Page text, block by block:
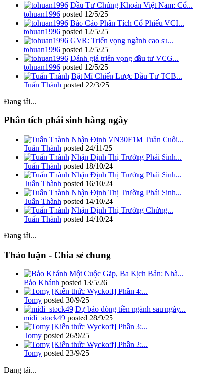
Đầu Tư Chứng Khoán Việt Nam: Cổ...
tohuan1996 posted 12/5/25
Báo Cáo Phân Tích Cổ Phiếu VCI...
tohuan1996 posted 12/5/25
GVR: Triển vọng ngành cao su...
tohuan1996 posted 12/5/25
Đánh giá triển vọng đầu tư VCG...
tohuan1996 posted 12/5/25
Bật Mí Chiến Lược Đầu Tư TCB...
Tuấn Thành posted 22/3/25
Đang tải...
Phân tích phái sinh hàng ngày
Nhận Định VN30F1M Tuần Cuối...
Tuấn Thành posted 24/11/25
Nhận Định Thị Trường Phái Sinh...
Tuấn Thành posted 18/10/24
Nhận Định Thị Trường Phái Sinh...
Tuấn Thành posted 16/10/24
Nhận Định Thị Trường Phái Sinh...
Tuấn Thành posted 14/10/24
Nhận Định Thị Trường Chứng...
Tuấn Thành posted 14/10/24
Đang tải...
Thảo luận - Chia sẻ chung
Một Cuộc Gặp, Ba Kịch Bản: Nhà...
Bảo Khánh posted 13/5/26
[Kiến thức Wyckoff] Phần 4:...
Tomy posted 30/9/25
Dự báo dòng tiền ngành sau ngày...
midi_stock49 posted 28/9/25
[Kiến thức Wyckoff] Phần 3:...
Tomy posted 26/9/25
[Kiến thức Wyckoff] Phần 2:...
Tomy posted 23/9/25
Đang tải...